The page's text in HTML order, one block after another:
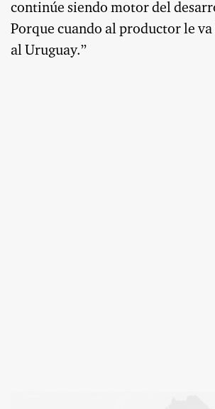
continúe siendo motor del
Porque cuando al productor le
al Uruguay.”